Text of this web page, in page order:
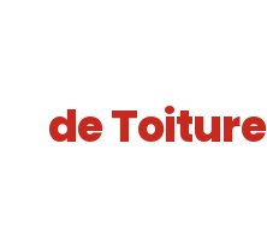
de Toiture